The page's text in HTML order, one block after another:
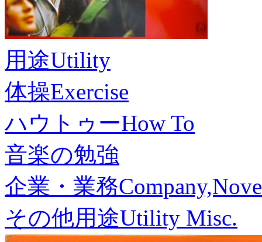
用途Utility
体操Exercise
ハウトゥーHow To
音楽の勉強
企業・業務
その他用途Utility Misc.